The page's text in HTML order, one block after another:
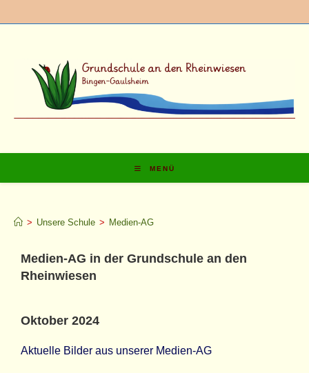
MENÜ
> Unsere Schule > Medien-AG
Medien-AG in der Grundschule an den
Rheinwiesen
Oktober 2024
Aktuelle Bilder aus unserer Medien-AG